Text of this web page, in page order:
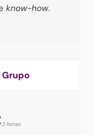
know-how.
2 horas